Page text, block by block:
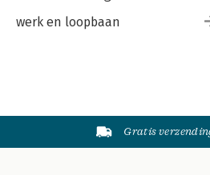
werk en loopbaan
Gratis